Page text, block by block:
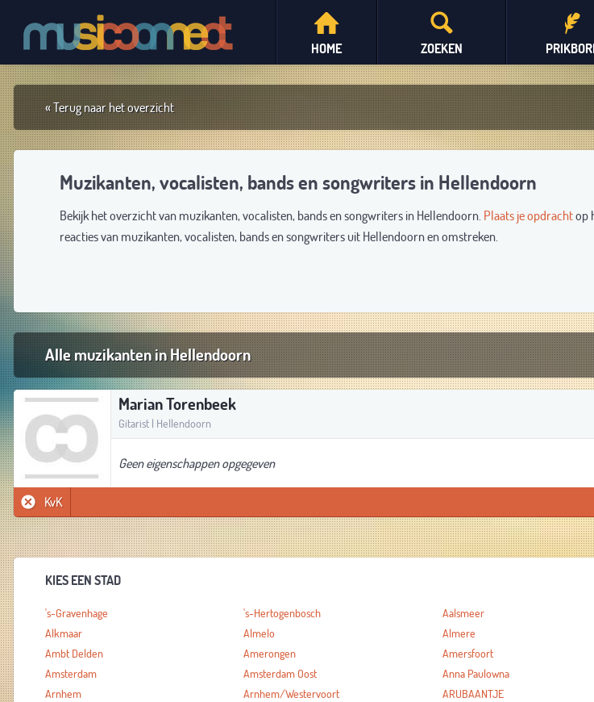
ZOEKEN
HOME
« Terug naar het overzicht
Muzikanten, vocalisten, bands en songwriters in Hellendoorn
Bekijk het overzicht van muzikanten, vocalisten, bands en songwriters in Hellendoorn. Plaats je opdrachtop
reacties van muzikanten, vocalisten, bands en songwriters uit Hellendoorn en omstreken.
Alle muzikanten in Hellendoorn
Marian Torenbeek
Gitarist | Hellendoorn
Geen eigenschappen opgegeven
KvK
KIES EEN STAD
's-Gravenhage 's-Hertogenbosch Aalsmeer
Alkmaar
Almelo Almere
Ambt Delden
Amerongen Amersfoort
Amsterdam
Amsterdam Oost Anna Paulowna
Arnhem
Arnhem/Westervoort ARUBAANTJE